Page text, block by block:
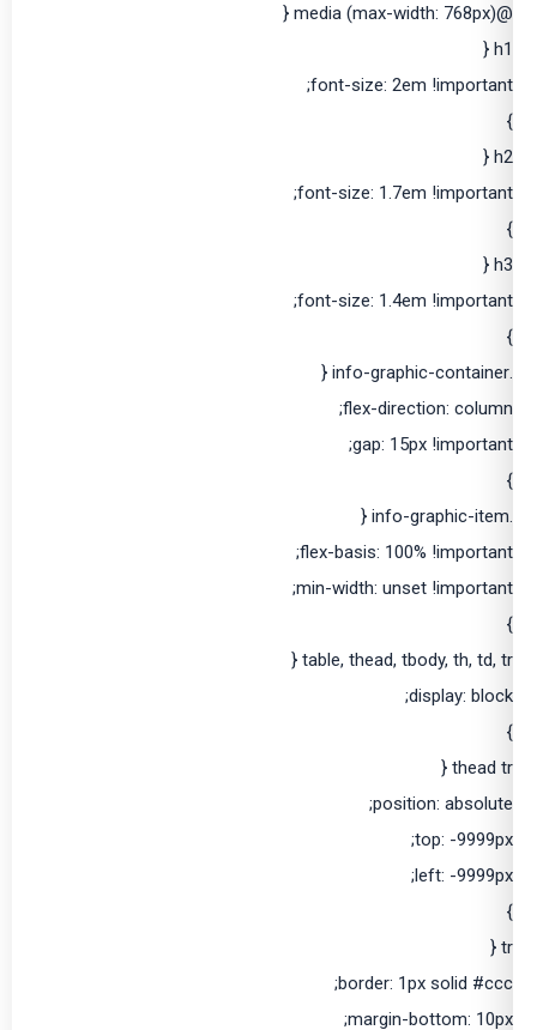
@media (max-width: 768px) {
h1 {
font-size: 2em !important;
}
h2 {
font-size: 1.7em !important;
}
h3 {
font-size: 1.4em !important;
}
.info-graphic-container {
flex-direction: column;
gap: 15px !important;
}
.info-graphic-item {
flex-basis: 100% !important;
min-width: unset !important;
}
table, thead, tbody, th, td, tr {
display: block;
}
thead tr {
position: absolute;
top: -9999px;
left: -9999px;
}
tr {
border: 1px solid #ccc;
margin-bottom: 10px;